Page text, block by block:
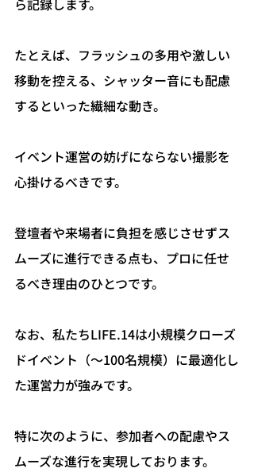
ら記録します。
たとえば、フラッシュの多用や激しい
移動を控える、シャッター音にも配慮
するといった繊細な動き。
イベント運営の妨げにならない撮影を
心掛けるべきです。
登壇者や来場者に負担を感じさせずス
ムーズに進行できる点も、プロに任せ
るべき理由のひとつです。
なお、私たちLIFE.14は小規模クローズ
ドイベント（〜100名規模）に最適化し
た運営力が強みです。
特に次のように、参加者への配慮やス
ムーズな進行を実現しております。